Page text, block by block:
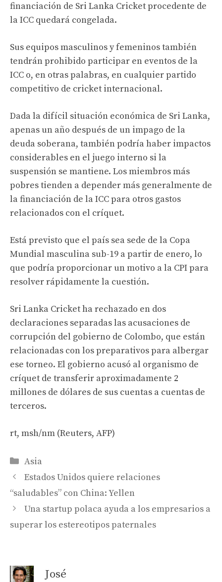
financiación de Sri Lanka Cricket procedente de
la ICC quedará congelada.
Sus equipos masculinos y femeninos también
tendrán prohibido participar en eventos de la
ICC o, en otras palabras, en cualquier partido
competitivo de cricket internacional.
Dada la difícil situación económica de Sri Lanka,
apenas un año después de un impago de la
deuda soberana, también podría haber impactos
considerables en el juego interno si la
suspensión se mantiene. Los miembros más
pobres tienden a depender más generalmente de
la financiación de la ICC para otros gastos
relacionados con el críquet.
Está previsto que el país sea sede de la Copa
Mundial masculina sub-19 a partir de enero, lo
que podría proporcionar un motivo a la CPI para
resolver rápidamente la cuestión.
Sri Lanka Cricket ha rechazado en dos
declaraciones separadas las acusaciones de
corrupción del gobierno de Colombo, que están
relacionadas con los preparativos para albergar
ese torneo. El gobierno acusó al organismo de
críquet de transferir aproximadamente 2
millones de dólares de sus cuentas a cuentas de
terceros.
rt, msh/nm (Reuters, AFP)
Categories
Asia
Estados Unidos quiere relaciones
“saludables” con China: Yellen
Una startup polaca ayuda a los empresarios a
superar los estereotipos paternales
José